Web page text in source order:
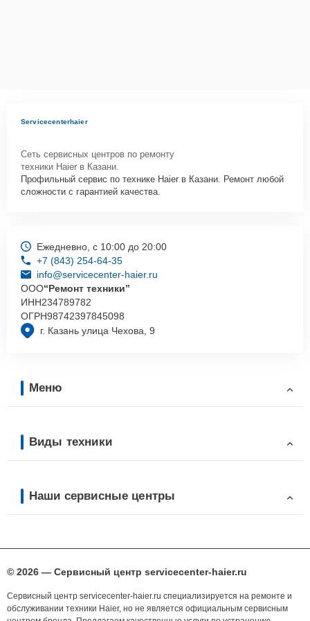
Servicecenterhaier
Сеть сервисных центров по ремонту
техники Haier в Казани.
Профильный сервис по технике Haier в Казани. Ремонт любой
сложности с гарантией качества.
г. Казань улица Чехова, 9
Ежедневно, с 10:00 до 20:00
+7 (843) 254-64-35
info@servicecenter-haier.ru
ООО“Ремонт техники”
ИНН234789782
ОГРН98742397845098
Меню
Виды техники
Наши сервисные центры
© 2026 — Сервисный центр servicecenter-haier.ru
Сервисный центр servicecenter-haier.ru специализируется на ремонте и
обслуживании техники Haier, но не является официальным сервисным